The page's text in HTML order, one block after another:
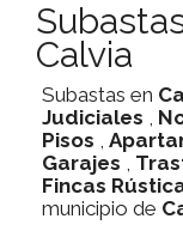
Calvia
Subastas en
Judiciales ,
Pisos ,
Garajes ,
Fincas
municipio de